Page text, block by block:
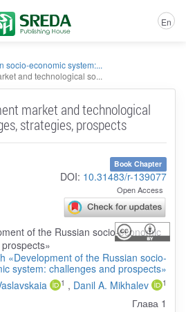
En
socio-economic system:...
and technological so...
market and technological
strategies, prospects
Book Chapter
DOI: 10.31483/r-139077
Open Access
«Development of the Russian socio-
system: challenges and prospects»
1 , Danil A. Mikhalev 1
Глава 1